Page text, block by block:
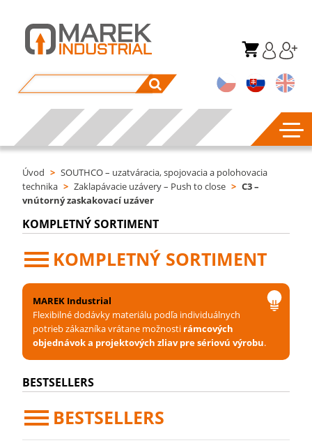
Úvod > SOUTHCO – uzatváracia, spojovacia a polohovacia
technika > Zaklapávacie uzávery – Push to close > C3 –
vnútorný zaskakovací uzáver
KOMPLETNÝ SORTIMENT
KOMPLETNÝ SORTIMENT
MAREK Industrial
Flexibilné dodávky materiálu podľa individuálnych
potrieb zákazníka vrátane možnosti rámcových
objednávok a projektových zliav pre sériovú výrobu.
BESTSELLERS
BESTSELLERS